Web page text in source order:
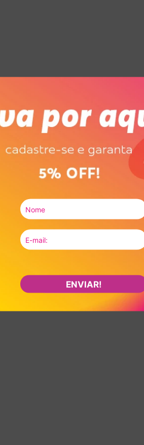
ENVIAR!